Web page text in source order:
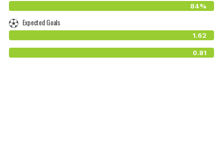
84%
Expected Goals
1.62
0.81